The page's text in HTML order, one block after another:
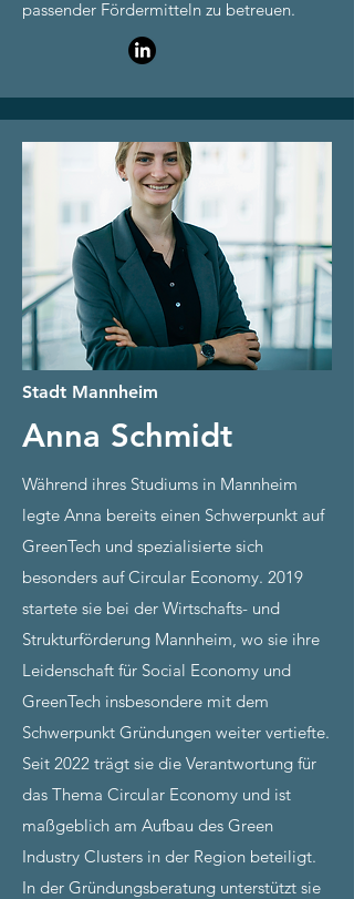
passender Fördermitteln zu betreuen.
Stadt Mannheim
Anna Schmidt
Während ihres Studiums in Mannheim
legte Anna bereits einen Schwerpunkt auf
GreenTech und spezialisierte sich
besonders auf Circular Economy. 2019
startete sie bei der Wirtschafts- und
Strukturförderung Mannheim, wo sie ihre
Leidenschaft für Social Economy und
GreenTech insbesondere mit dem
Schwerpunkt Gründungen weiter vertiefte.
Seit 2022 trägt sie die Verantwortung für
das Thema Circular Economy und ist
maßgeblich am Aufbau des Green
Industry Clusters in der Region beteiligt.
In der Gründungsberatung unterstützt sie